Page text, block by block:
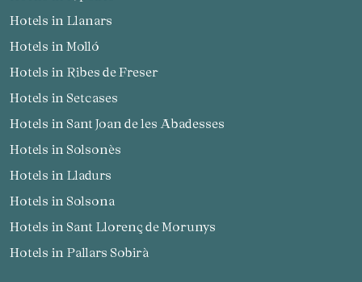
Hotels in Llanars
Hotels in Molló
Hotels in Ribes de Freser
Hotels in Setcases
Hotels in Sant Joan de les Abadesses
Hotels in Solsonès
Hotels in Lladurs
Hotels in Solsona
Hotels in Sant Llorenç de Morunys
Hotels in Pallars Sobirà